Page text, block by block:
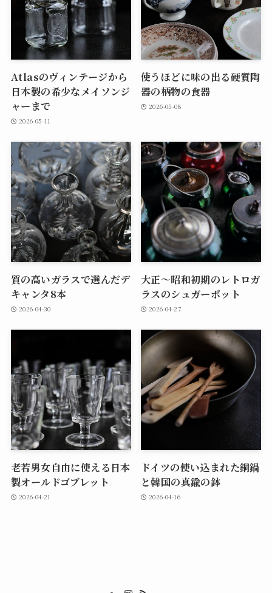
Atlasのヴィンテージから
日本製の希少なメイソンジ
ャーまで
2026-05-11
使うほどに味の出る硬質陶
器の柄物の食器
2026-05-08
質の高いガラスで選んだデ
キャンタ8本
2026-04-30
大正～昭和初期のレトロガ
ラスのシュガーポット
2026-04-27
老若男女自由に使える日本
製オールドゴブレット
2026-04-21
ドイツの使い込まれた銅鍋
と韓国の真鍮の鉢
2026-04-16